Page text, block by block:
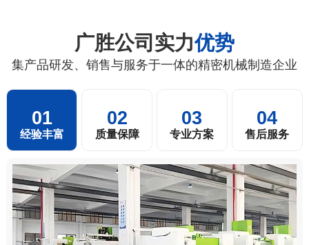
广胜公司实力优势
集产品研发、销售与服务于一体的精密机械制造企业
01
经验丰富
02
质量保障
03
专业方案
04
售后服务